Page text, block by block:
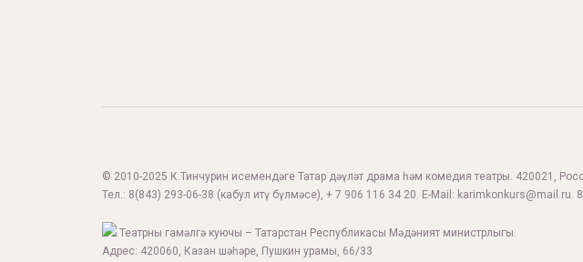
© 2010-2025 К.Тинчурин исемендәге Татар дәүләт драма һәм комедия театры. 420021,
Тел.: 8(843) 293-06-38 (кабул итү бүлмәсе), + 7 906 116 34 20. E-Mail: karimkonkurs@mail.ru.
Театрны гамәлгә куючы – Татарстан Республикасы Мәдәният министрлыгы.
Адрес: 420060, Казан шәһәре, Пушкин урамы, 66/33